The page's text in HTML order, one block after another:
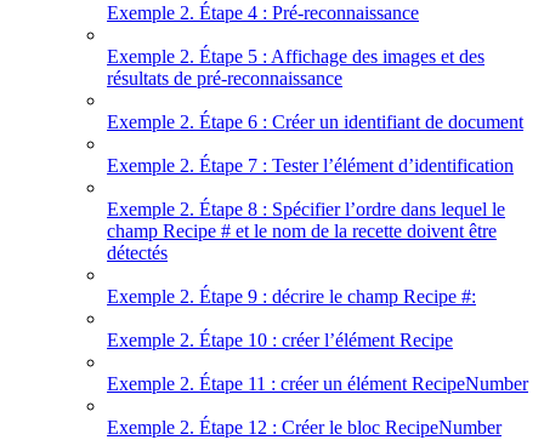
Exemple 2. Étape 4 : Pré-reconnaissance
Exemple 2. Étape 5 : Affichage des images et des
résultats de pré-reconnaissance
Exemple 2. Étape 6 : Créer un identifiant de document
Exemple 2. Étape 7 : Tester l’élément d’identification
Exemple 2. Étape 8 : Spécifier l’ordre dans lequel le
champ Recipe # et le nom de la recette doivent être
détectés
Exemple 2. Étape 9 : décrire le champ Recipe #:
Exemple 2. Étape 10 : créer l’élément Recipe
Exemple 2. Étape 11 : créer un élément RecipeNumber
Exemple 2. Étape 12 : Créer le bloc RecipeNumber